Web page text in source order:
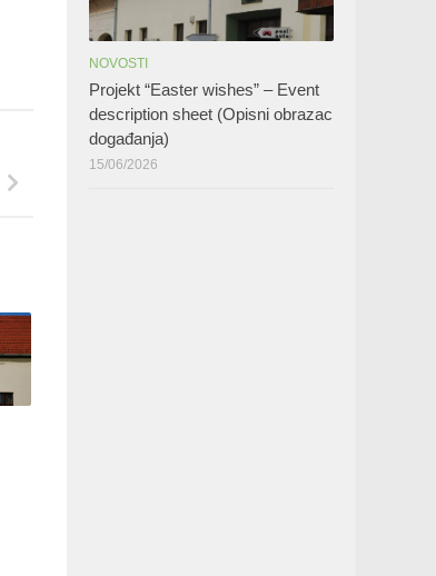
NOVOSTI
Projekt “Easter wishes” – Event
description sheet (Opisni obrazac
događanja)
15/06/2026